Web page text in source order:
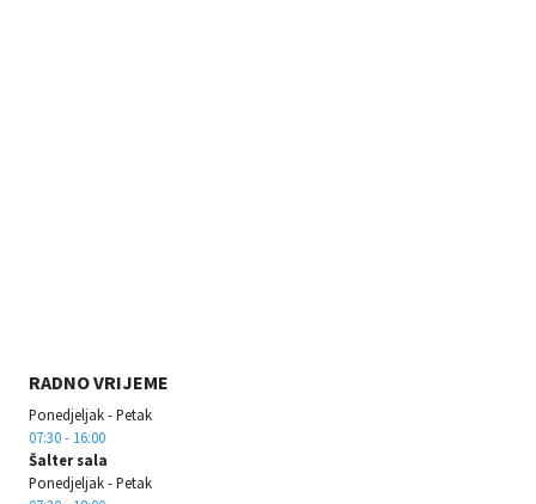
RADNO VRIJEME
Ponedjeljak - Petak
07:30 - 16:00
Šalter sala
Ponedjeljak - Petak